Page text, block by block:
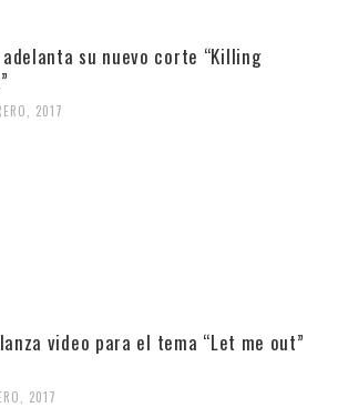
su nuevo corte “Killing
2017
video para el tema “Let me out”
2017